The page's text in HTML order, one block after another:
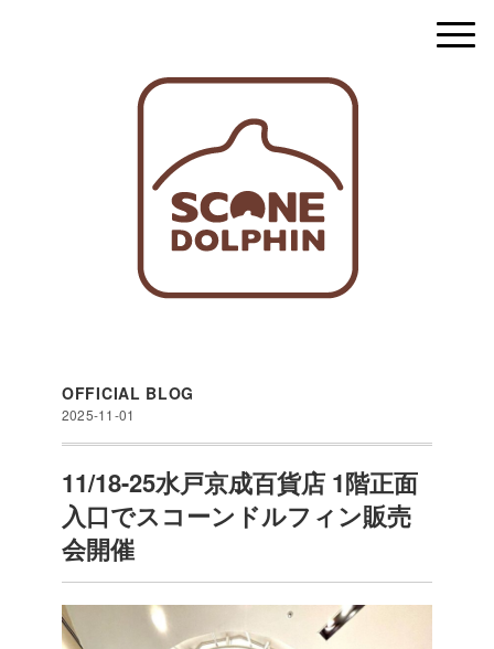
OFFICIAL BLOG
2025-11-01
11/18-25水戸京成百貨店 1階正面
入口でスコーンドルフィン販売
会開催